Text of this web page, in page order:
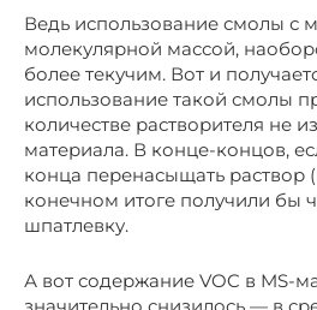
Ведь использование смолы с
молекулярной массой,
более текучим. Вот и
использование такой смолы
количестве растворителя не
материала. В конце-концов,
конца перенасыщать раствор
конечном итоге получили бы
шпатлевку.
А вот содержание VOC в MS-